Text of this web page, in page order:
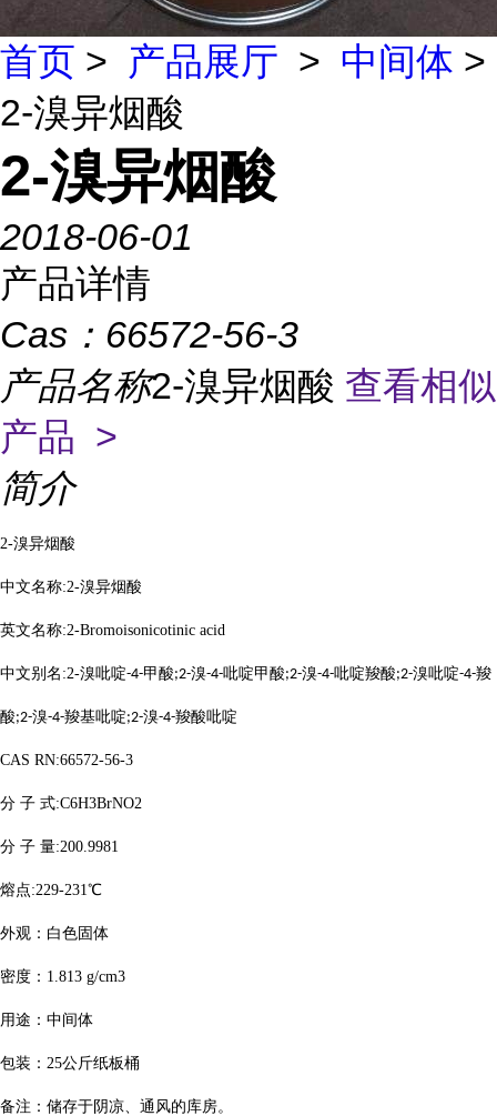
首页 > 产品展厅 > 中间体 >
2-溴异烟酸
2-溴异烟酸
2018-06-01
产品详情
Cas： 66572-56-3
产品名称2-溴异烟酸 查看相似
产品 >
简介
2-溴异烟酸
中文名称:2-溴异烟酸
英文名称:2-Bromoisonicotinic acid
中文别名 :2-溴吡啶-4-甲酸;2-溴-4-吡啶甲酸;2-溴-4-吡啶羧酸;2-溴吡啶-4-羧
酸;2-溴-4-羧基吡啶;2-溴-4-羧酸吡啶
CAS RN:66572-56-3
分 子 式:C6H3BrNO2
分 子 量:200.9981
熔点:229-231℃
外观：白色固体
密度： 1.813 g/cm3
用途：中间体
包装： 25公斤纸板桶
备注：储存于阴凉、通风的库房。